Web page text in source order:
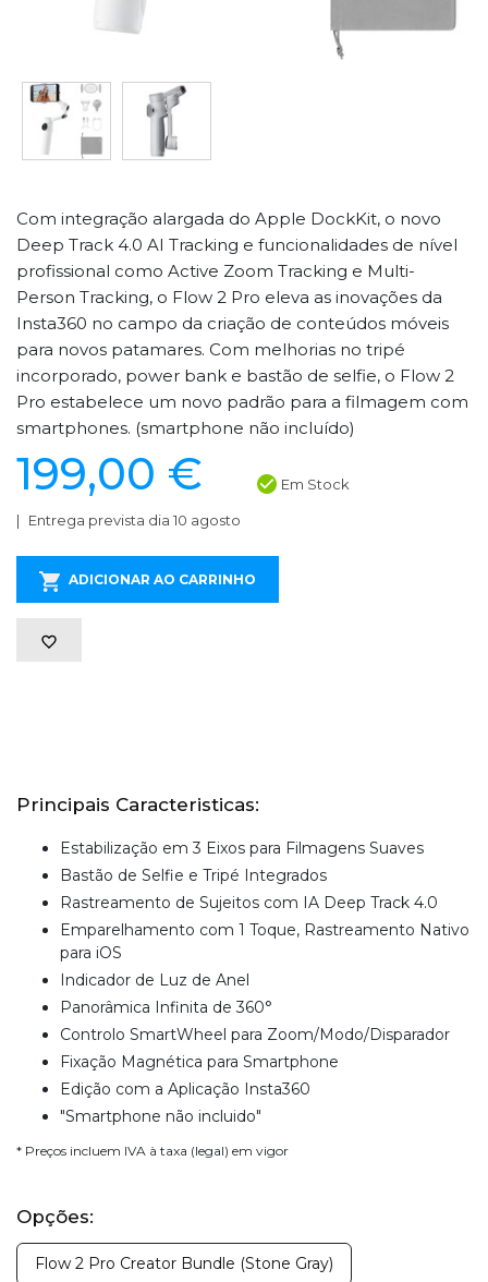
Com integração alargada do Apple DockKit, o novo
Deep Track 4.0 AI Tracking e funcionalidades de nível
profissional como Active Zoom Tracking e Multi-
Person Tracking, o Flow 2 Pro eleva as inovações da
Insta360 no campo da criação de conteúdos móveis
para novos patamares. Com melhorias no tripé
incorporado, power bank e bastão de selfie, o Flow 2
Pro estabelece um novo padrão para a filmagem com
smartphones. (smartphone não incluído)
199,00 € Em Stock
Entrega prevista dia 10 agosto
ADICIONAR AO CARRINHO
Principais Caracteristicas:
Estabilização em 3 Eixos para Filmagens Suaves
Bastão de Selfie e Tripé Integrados
Rastreamento de Sujeitos com IA Deep Track 4.0
Emparelhamento com 1 Toque, Rastreamento Nativo
para iOS
Indicador de Luz de Anel
Panorâmica Infinita de 360°
Controlo SmartWheel para Zoom/Modo/Disparador
Fixação Magnética para Smartphone
Edição com a Aplicação Insta360
"Smartphone não incluido"
* Preços incluem IVA à taxa (legal) em vigor
Opções:
Flow 2 Pro Creator Bundle (Stone Gray)